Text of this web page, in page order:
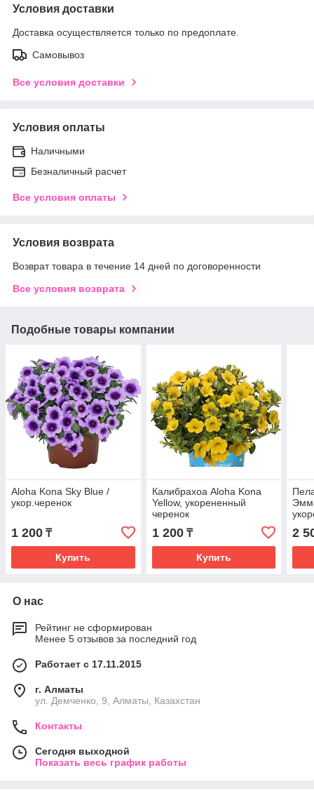
Условия доставки
Доставка осуществляется только по предоплате.
Самовывоз
Все условия доставки
Условия оплаты
Наличными
Безналичный расчет
Все условия оплаты
Условия возврата
Возврат товара в течение 14 дней по договоренности
Все условия возврата
Подобные товары компании
Aloha Kona Sky Blue /
укор.черенок
1 200 ₸
Купить
Калибрахоа Aloha Kona
Yellow, укорененный
черенок
1 200₸
Купить
2
О нас
Рейтинг не сформирован
Менее 5 отзывов за последний год
Работает с 17.11.2015
г. Алматы
ул. Демченко, 9, Алматы, Казахстан
Контакты
Сегодня выходной
Показать весь график работы